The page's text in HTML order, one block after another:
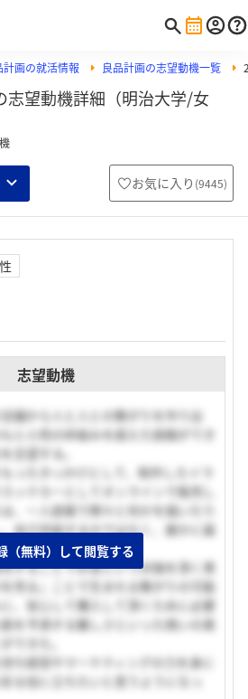
計画の就活情報 良品計画の志望動機一覧
志望動機詳細（明治大学/女
お気に入り (9445)
志望動機
店舗から人と人との繋がりを作り出
と小売の枠組みを超えた挑戦ができ
志望する。
ったきっかけとして、制作したイラ
ッテカーとしてオンラインで販売し
、一人部屋で黙々と何かを描いたり
自己完結するのではなく、誰かに届
いう思いだった。
売することでお金という対価を頂く責
売る」ことで生まれる繋がりの可能
、安心して購入して頂くために必要
を予測する難しさといった商いの奥
できた。
ち経営やマーケティングの力を身に
る役に立ちたいと思うようになっ
（無料）して閲覧する